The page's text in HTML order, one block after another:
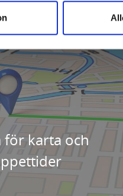
för karta och